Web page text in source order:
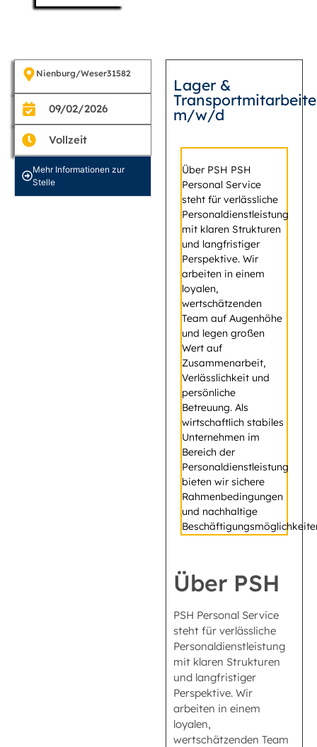
Nienburg/Weser31582
09/02/2026
Vollzeit
Mehr Informationen zur
Stelle
Lager &
m/w/d
Über PSH PSH
Personal Service
steht für verlässliche
Personaldienstleistung
mit klaren Strukturen
und langfristiger
Perspektive. Wir
arbeiten in einem
loyalen,
wertschätzenden
Team auf Augenhöhe
und legen großen
Wert auf
Zusammenarbeit,
Verlässlichkeit und
persönliche
Betreuung. Als
wirtschaftlich stabiles
Unternehmen im
Bereich der
Personaldienstleistung
bieten wir sichere
Rahmenbedingungen
und nachhaltige
Über PSH
PSH Personal Service
steht für verlässliche
Personaldienstleistung
mit klaren Strukturen
und langfristiger
Perspektive. Wir
arbeiten in einem
loyalen,
wertschätzenden Team